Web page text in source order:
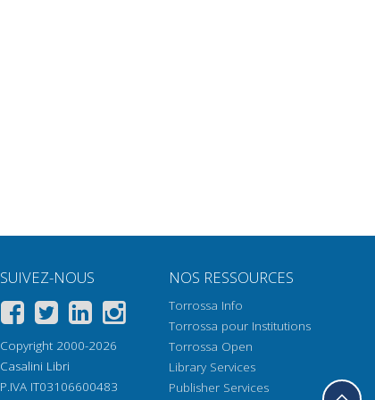
SUIVEZ-NOUS
Copyright 2000-2026
Casalini Libri
P.IVA IT03106600483
NOS RESSOURCES
Torrossa Info
Torrossa pour Institutions
Torrossa Open
Library Services
Publisher Services